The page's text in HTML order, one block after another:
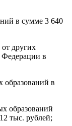
в сумме 3 640
других
в
в
образований
тыс. рублей;